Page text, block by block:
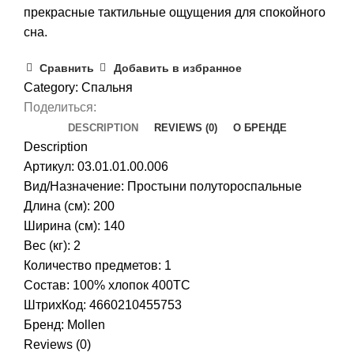
прекрасные тактильные ощущения для спокойного
сна.
Сравнить Добавить в избранное
Category: Спальня
Поделиться:
DESCRIPTION REVIEWS (0) О БРЕНДЕ
Description
Артикул: 03.01.01.00.006
Вид/Назначение: Простыни полутороспальные
Длина (см): 200
Ширина (см): 140
Вес (кг): 2
Количество предметов: 1
Состав: 100% хлопок 400TC
ШтрихКод: 4660210455753
Бренд: Mollen
Reviews (0)